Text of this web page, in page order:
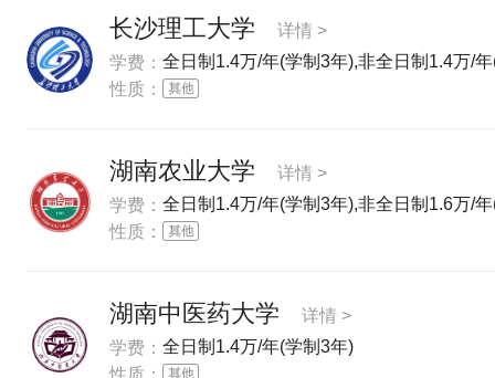
长沙理工大学
详情 >
学费： 全日制1.4万/年(学制3年),非全日制1.4万/
性质：
湖南农业大学
详情 >
学费： 全日制1.4万/年(学制3年),非全日制1.6万/
性质：
湖南中医药大学
详情 >
学费： 全日制1.4万/年(学制3年)
性质：